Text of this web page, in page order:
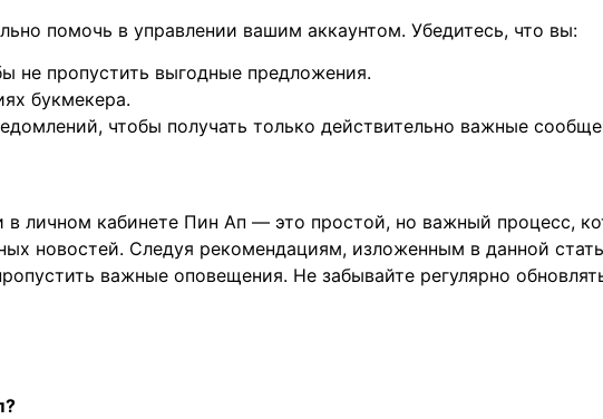
помочь в управлении вашим аккаунтом. Убедитесь, что вы:
не пропустить выгодные предложения.
букмекера.
чтобы получать только действительно важные
в личном кабинете Пин Ап — это простой, но важный процесс,
новостей. Следуя рекомендациям, изложенным в данной
важные оповещения. Не забывайте регулярно